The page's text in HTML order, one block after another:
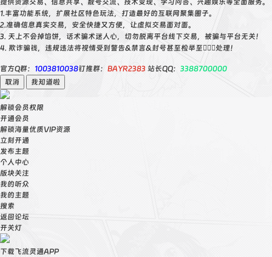
提供资源交易、信息共享、靓号交流、技术变现、学习问答、兴趣娱乐等全面服务。
1.丰富功能系统，扩展社区特色玩法，打造最好的互联网聚集圈子。
2.准确信息真实交易，安全快捷又方便，让虚拟交易面对面。
3. 天上不会掉馅饼，话术骗术迷人心，切勿脱离平台线下交易，被骗与平台无关！
4. 欺诈骗钱，违规违法将视情受到警告&禁言&封号甚至检举至👮🏻‍♀️处理！
官方Q群： 1003810038钉推群： BAYR2383 站长QQ： 3388700000
取消
我知道啦
解锁会员权限
开通会员
解锁海量优质VIP资源
立刻开通
发布主题
个人中心
版块关注
我的听众
我的主题
搜索
返回论坛
开关灯
下载飞流灵通APP